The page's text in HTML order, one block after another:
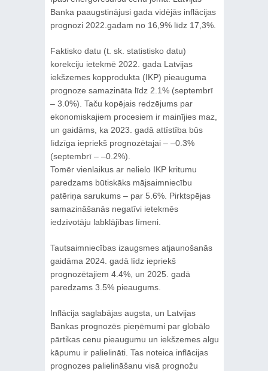
Banka paaugstinājusi gada vidējās inflācijas
prognozi 2022.gadam no 16,9% līdz 17,3%.
Faktisko datu (t. sk. statistisko datu)
korekciju ietekmē 2022. gada Latvijas
iekšzemes kopprodukta (IKP) pieauguma
prognoze samazināta līdz 2.1% (septembrī
– 3.0%). Taču kopējais redzējums par
ekonomiskajiem procesiem ir mainījies maz,
un gaidāms, ka 2023. gadā attīstība būs
līdzīga iepriekš prognozētajai – –0.3%
(septembrī – –0.2%).
Tomēr vienlaikus ar nelielo IKP kritumu
paredzams būtiskāks mājsaimniecību
patēriņa sarukums – par 5.6%. Pirktspējas
samazināšanās negatīvi ietekmēs
iedzīvotāju labklājības līmeni.
Tautsaimniecības izaugsmes atjaunošanās
gaidāma 2024. gadā līdz iepriekš
prognozētajiem 4.4%, un 2025. gadā
paredzams 3.5% pieaugums.
Inflācija saglabājas augsta, un Latvijas
Bankas prognozēs pieņēmumi par globālo
pārtikas cenu pieaugumu un iekšzemes algu
kāpumu ir palielināti. Tas noteica inflācijas
prognozes palielināšanu visā prognožu